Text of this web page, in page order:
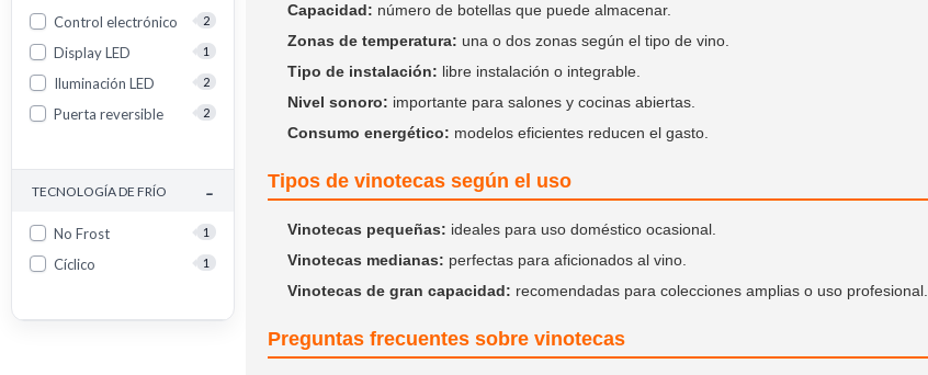
Control electrónico 2
Display LED 1
Iluminación LED 2
Puerta reversible 2
TECNOLOGÍA DE FRÍO -
No Frost 1
Cíclico 1
Capacidad: número de botellas que puede almacenar.
Zonas de temperatura: una o dos zonas según el tipo de vino.
Tipo de instalación: libre instalación o integrable.
Nivel sonoro: importante para salones y cocinas abiertas.
Consumo energético: modelos eficientes reducen el gasto.
Tipos de vinotecas según el uso
Vinotecas pequeñas: ideales para uso doméstico ocasional.
Vinotecas medianas: perfectas para aficionados al vino.
Vinotecas de gran capacidad: recomendadas para colecciones amplias o uso profesional.
Preguntas frecuentes sobre vinotecas